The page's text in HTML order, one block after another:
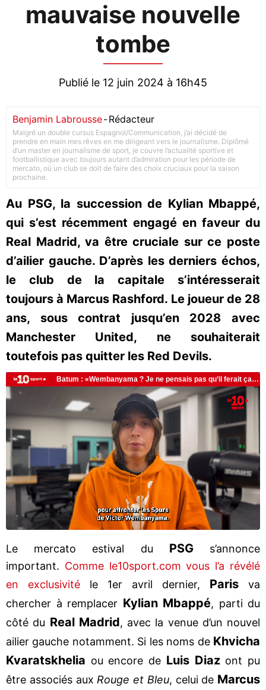
mauvaise nouvelle
tombe
Publié le 12 juin 2024 à 16h45
Benjamin Labrousse-Rédacteur
Malgré un double cursus Espagnol/Communication, j’ai décidé de
prendre en main mes rêves en me dirigeant vers le journalisme. Diplômé
d’un master en journalisme de sport, je couvre l’actualité sportive et
footballistique avec toujours autant d’admiration pour les période de
mercato, où un club se doit de faire des choix cruciaux pour la saison
prochaine.
Au PSG, la succession de Kylian Mbappé,
qui s’est récemment engagé en faveur du
Real Madrid, va être cruciale sur ce poste
d’ailier gauche. D’après les derniers échos,
le club de la capitale s’intéresserait
toujours à Marcus Rashford. Le joueur de 28
ans, sous contrat jusqu’en 2028 avec
Manchester United, ne souhaiterait
toutefois pas quitter les Red Devils.
Le mercato estival du PSGs’annonce
important. Comme le10sport.com vous l’a révélé
en exclusivité le 1er avril dernier, Paris va
chercher à remplacer Kylian Mbappé, parti du
côté du Real Madrid, avec la venue d’un nouvel
ailier gauche notamment. Si les noms de Khvicha
Kvaratskhelia ou encore de Luis Diazont pu
être associés aux Rouge et Bleu, celui de Marcus